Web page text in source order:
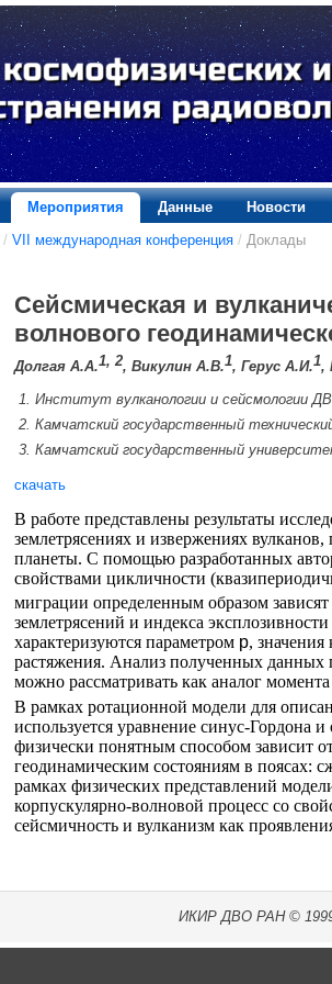
Мероприятия Данные Новости
/ VII международная конференция / Доклады
Сейсмическая и
волнового
Долгая А.А.1, 2, Викулин А.В.1, Герус А.И.1,
Институт вулканологии и сейсмологии
Камчатский государственный
Камчатский государственный
скачать
В работе представлены результаты
землетрясениях и извержениях
планеты. С помощью разработанных
свойствами цикличности
миграции определенным образом
землетрясений и индекса
характеризуются параметром p, значения
растяжения. Анализ полученных данных
можно рассматривать как аналог
В рамках ротационной модели для
используется уравнение синус-Гордона
физически понятным способом зависит
геодинамическим состояниям в поясах:
рамках физических представлений
корпускулярно-волновой процесс со
сейсмичность и вулканизм как
ИКИР ДВО РАН ©